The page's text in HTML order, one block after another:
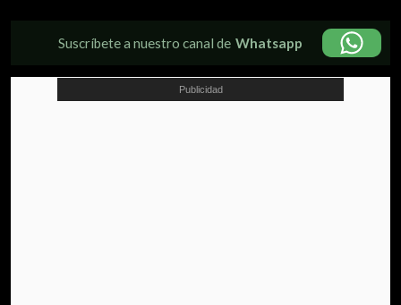
Suscríbete a nuestro canal de Whatsapp